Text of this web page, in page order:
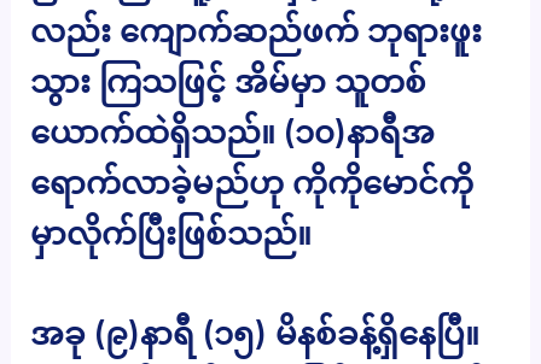
လည်း ကျောက်ဆည်ဖက် ဘုရားဖူး
သွား ကြသဖြင့် အိမ်မှာ သူတစ်
ယောက်ထဲရှိသည်။ (၁၀)နာရီအ
ရောက်လာခဲ့မည်ဟု ကိုကိုမောင်ကို
မှာလိုက်ပြီးဖြစ်သည်။
အခု (၉)နာရီ (၁၅) မိနစ်ခန့်ရှိနေပြီ။